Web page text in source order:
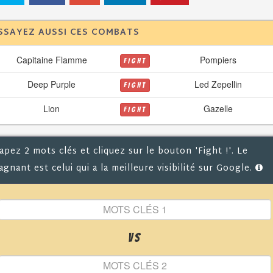
AUSSI CES COMBATS
Capitaine Flamme FIGHT
Pompiers
Deep Purple
FIGHT
Led Zepellin
Lion
FIGHT Gazelle
2 mots clés et cliquez sur le bouton 'Fight !'. Le
est celui qui a la meilleure visibilité sur Google.
VS